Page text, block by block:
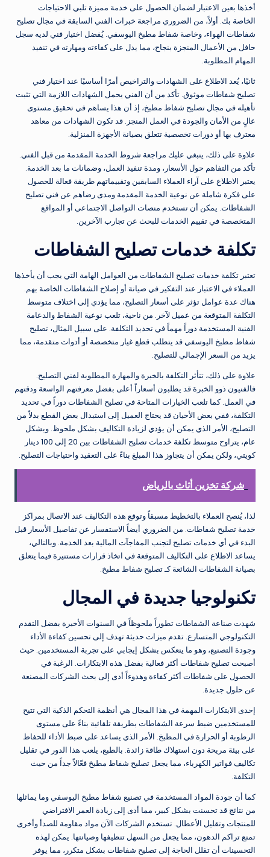
أخذها بعين الاعتبار لضمان الحصول على خدمة مميزة تلبي الاحتياجات
الخاصة بك. أولاً، من الضروري مراجعة خبرات الفني السابقة في مجال تصليح
شفاطات الهواء، وخاصة شفاط مطبخ اليوسفي. يُفضل اختيار فني لديه سجل
حافل من الأعمال المنجزة بنجاح، مما يدل على كفاءته ومهارته في تنفيد
المهام المطلوبة.
ثانيًا، يُعد الاطلاع على الشهادات والتراخيص أمرًا أساسيًا عند اختيار فني
تصليح شفاطات موثوق. تأكد من أن الفني يحمل الشهادات اللازمة التي تثبت
تأهيله في مجال تصليح شفاط مطبخ، إذ أن هذا يساهم في تحقيق مستوى
عالٍ من الأمان والجودة في العمل المنجز. قد تكون الشهادات من معاهد
معترف بها أو دورات تخصصية تتعلق بصيانة الأجهزة المنزلية.
علاوة على ذلك، ينبغي عليك مراجعة شروط الخدمة المقدمة من قبل الفني.
تأكد من التفاهم حول الأسعار، ومدة تنفيذ العمل، وضمانات ما بعد الخدمة.
يعتبر الاطلاع على آراء العملاء السابقين وتقييماتهم طريقة فعالة للحصول
على فكرة شاملة عن نوعية الخدمة المقدمة ومدى رضاهم عن فني تصليح
الشفاطات. يمكن أن تستخدم منصات التواصل الاجتماعي أو المواقع
المتخصصة في تقييم الخدمات للبحث عن تجارب الآخرين.
تكلفة خدمات تصليح الشفاطات
تعتبر تكلفة خدمات تصليح الشفاطات من العوامل الهامة التي يجب أن يأخذها
العملاء في الاعتبار عند التفكير في صيانة أو إصلاح الشفاطات الخاصة بهم.
هناك عدة عوامل تؤثر على أسعار التصليح، مما يؤدي إلى اختلاف متوسط
التكلفة المتوقعة من عميل لآخر. من ناحية، تلعب نوعية الشفاط والدعامة
الفنية المستخدمة دوراً مهماً في تحديد التكلفة. على سبيل المثال، تصليح
شفاط مطبخ اليوسفي قد يتطلب قطع غيار متخصصة أو أدوات متقدمة، مما
يزيد من السعر الإجمالي للتصليح.
علاوة على ذلك، تتأثر التكلفة بالخبرة والمهارة المطلوبة لفني التصليح.
فالفنيون ذوو الخبرة قد يطلبون أسعاراً أعلى بفضل معرفتهم الواسعة ودقتهم
في العمل. كما تلعب الخيارات المتاحة في تصليح الشفاطات دوراً في تحديد
التكلفة، ففي بعض الأحيان قد يحتاج العميل إلى استبدال بعض القطع بدلاً من
التصليح، الأمر الذي يمكن أن يؤدي لزيادة التكاليف بشكل ملحوظ. وبشكل
عام، يتراوح متوسط تكلفة خدمات تصليح الشفاطات بين 20 إلى 100 دينار
كويتي، ولكن يمكن أن يتجاوز هذا المبلغ بناءً على التعقيد واحتياجات التصليح.
شركة تخزين أثاث بالرياض
لذا، يُنصح العملاء بالتخطيط مسبقاً وتوقع هذه التكاليف عند الاتصال بمراكز
خدمة تصليح شفاطات. من الضروري أيضاً الاستفسار عن تفاصيل الأسعار قبل
البدء في أي خدمات تصليح لتجنب المفاجآت المالية بعد الخدمة. وبالتالي،
يساعد الاطلاع على التكاليف المتوقعة في اتخاذ قرارات مستنيرة فيما يتعلق
بصيانة الشفاطات الشائعة كـ تصليح شفاط مطبخ.
تكنولوجيا جديدة في المجال
شهدت صناعة الشفاطات تطوراً ملحوظاً في السنوات الأخيرة بفضل التقدم
التكنولوجي المتسارع. تقدم ميزات حديثة تهدف إلى تحسين كفاءة الأداء
وجودة التصنيع، وهو ما ينعكس بشكل إيجابي على تجربة المستخدمين. حيث
أصبحت تصليح شفاطات أكثر فعالية بفضل هذه الابتكارات. الرغبة في
الحصول على شفاطات أكثر كفاءة وهدوءاً أدى إلى بحث الشركات المصنعة
عن حلول جديدة.
إحدى الابتكارات المهمة في هذا المجال هي أنظمة التحكم الذكية التي تتيح
للمستخدمين ضبط سرعة الشفاطات بطريقة تلقائية بناءً على مستوى
الرطوبة أو الحرارة في المطبخ. الأمر الذي يساعد على ضبط الأداء للحفاظ
على بيئة مريحة دون استهلاك طاقة زائدة. بالطبع، يلعب هذا الدور في تقليل
تكاليف فواتير الكهرباء، مما يجعل تصليح شفاط مطبخ فعّالاً جداً من حيث
التكلفة.
كما أن جودة المواد المستخدمة في تصنيع شفاط مطبخ اليوسفي وما يماثلها
من نتائج قد تحسنت بشكل كبير، مما أدى إلى زيادة العمر الافتراضي
للمنتجات وتقليل الأعطال. تستخدم الشركات الآن مواد مقاومة للصدأ وأخرى
تمنع تراكم الدهون، مما يجعل من السهل تنظيفها وصيانتها. يمكن لهذه
التحسينات أن تقلل الحاجة إلى تصليح شفاطات بشكل متكرر، مما يوفر